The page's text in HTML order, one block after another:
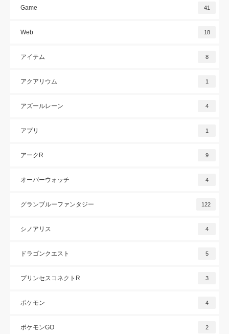
Game 41
Web 18
アイテム 8
アクアリウム 1
アズールレーン 4
アプリ 1
アークR 9
オーバーウォッチ 4
グランブルーファンタジー 122
シノアリス 4
ドラゴンクエスト 5
プリンセスコネクトR 3
ポケモン 4
ポケモンGO 2